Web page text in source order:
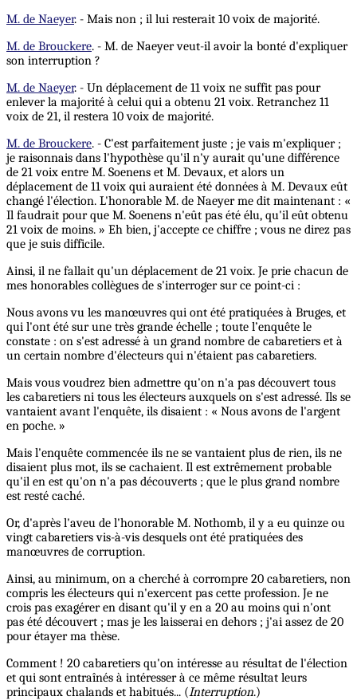
M. de Naeyer. - Mais non ; il lui resterait 10 voix de majorité.
M. de Brouckere. - M. de Naeyer veut-il avoir la bonté d'expliquer
son interruption ?
M. de Naeyer. - Un déplacement de 11 voix ne suffit pas pour
enlever la majorité à celui qui a obtenu 21 voix. Retranchez 11
voix de 21, il restera 10 voix de majorité.
M. de Brouckere. - C'est parfaitement juste ; je vais m'expliquer ;
je raisonnais dans l'hypothèse qu'il n'y aurait qu'une différence
de 21 voix entre M. Soenens et M. Devaux, et alors un
déplacement de 11 voix qui auraient été données à M. Devaux eût
changé l'élection. L'honorable M. de Naeyer me dit maintenant : «
Il faudrait pour que M. Soenens n'eût pas été élu, qu'il eût obtenu
21 voix de moins. » Eh bien, j'accepte ce chiffre ; vous ne direz pas
que je suis difficile.
Ainsi, il ne fallait qu'un déplacement de 21 voix. Je prie chacun de
mes honorables collègues de s'interroger sur ce point-ci :
Nous avons vu les manœuvres qui ont été pratiquées à Bruges, et
qui l'ont été sur une très grande échelle ; toute l’enquête le
constate : on s'est adressé à un grand nombre de cabaretiers et à
un certain nombre d'électeurs qui n'étaient pas cabaretiers.
Mais vous voudrez bien admettre qu'on n'a pas découvert tous
les cabaretiers ni tous les électeurs auxquels on s'est adressé. Ils se
vantaient avant l'enquête, ils disaient : « Nous avons de l'argent
en poche. »
Mais l'enquête commencée ils ne se vantaient plus de rien, ils ne
disaient plus mot, ils se cachaient. Il est extrêmement probable
qu'il en est qu'on n'a pas découverts ; que le plus grand nombre
est resté caché.
Or, d'après l'aveu de l'honorable M. Nothomb, il y a eu quinze ou
vingt cabaretiers vis-à-vis desquels ont été pratiquées des
manœuvres de corruption.
Ainsi, au minimum, on a cherché à corrompre 20 cabaretiers, non
compris les électeurs qui n'exercent pas cette profession. Je ne
crois pas exagérer en disant qu'il y en a 20 au moins qui n'ont
pas été découvert ; mas je les laisserai en dehors ; j'ai assez de 20
pour étayer ma thèse.
Comment ! 20 cabaretiers qu'on intéresse au résultat de l'élection
et qui sont entraînés à intéresser à ce même résultat leurs
principaux chalands et habitués... (Interruption.)